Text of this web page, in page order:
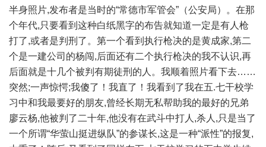
半身照片,发布者是当时的“常德市军管会”（公安局）。在那
个年代,只要看到这种白纸黑字的布告就知道一定是有人枪
打了,或者是判刑了。第一个看到执行枪决的是黄成家,第二
个是一建公司的杨闯,后面还有二个执行枪决的我不认识,再
后面就是十几个被判有期徒刑的人。我顺着照片看下去……
突然;一声惊愕;我傻了！我直了！我看到了我在五.七干校学
习中和我最要好的朋友,曾经长期无私帮助我的最好的兄弟
廖云杨,他被判了二十年,他没有在武斗中打人,杀人,只是当了
一个所谓“华萤山挺进纵队”的参谋长,这是一种“派性”的报复,